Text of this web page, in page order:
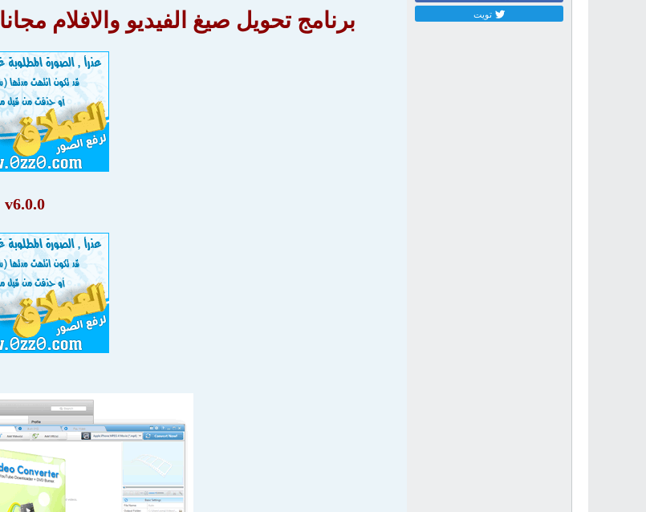
تويت برنامج تحويل صيغ الفيديو والافلام مجانا Any Video Converter Free 6.0.0
v6.0.0